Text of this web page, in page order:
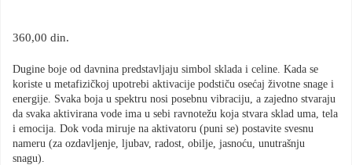
360,00 din.
Dugine boje od davnina predstavljaju simbol sklada i celine. Kada se
koriste u metafizičkoj upotrebi aktivacije podstiču osećaj životne snage i
energije. Svaka boja u spektru nosi posebnu vibraciju, a zajedno stvaraju
da svaka aktivirana vode ima u sebi ravnotežu koja stvara sklad uma, tela
i emocija. Dok voda miruje na aktivatoru (puni se) postavite svesnu
nameru (za ozdavljenje, ljubav, radost, obilje, jasnoću, unutrašnju
snagu).